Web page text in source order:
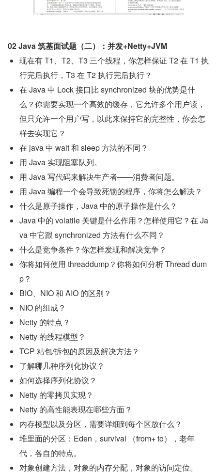
02 Java 筑基面试题（二）：并发+Netty+JVM
现在有 T1、T2、T3 三个线程，你怎样保证 T2 在 T1 执
行完后执行，T3 在 T2 执行完后执行？
在 Java 中 Lock 接口比 synchronized 块的优势是什
么？你需要实现一个高效的缓存，它允许多个用户读，
但只允许一个用户写，以此来保持它的完整性，你会怎
样去实现它？
在 java 中 wait 和 sleep 方法的不同？
用 Java 实现阻塞队列。
用 Java 写代码来解决生产者——消费者问题。
用 Java 编程一个会导致死锁的程序，你将怎么解决？
什么是原子操作，Java 中的原子操作是什么？
Java 中的 volatile 关键是什么作用？怎样使用它？在 Ja
va 中它跟 synchronized 方法有什么不同？
什么是竞争条件？你怎样发现和解决竞争？
你将如何使用 threaddump？你将如何分析 Thread dum
p？
BIO、NIO 和 AIO 的区别？
NIO 的组成？
Netty 的特点？
Netty 的线程模型？
TCP 粘包/拆包的原因及解决方法？
了解哪几种序列化协议？
如何选择序列化协议？
Netty 的零拷贝实现？
Netty 的高性能表现在哪些方面？
内存模型以及分区，需要详细到每个区放什么？
堆里面的分区：Eden，survival （from+ to），老年
代，各自的特点。
对象创建方法，对象的内存分配，对象的访问定位。